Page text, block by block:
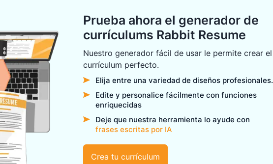
Prueba ahora el generador de
currículums Rabbit Resume
Nuestro generador fácil de usar le permite crear el
currículum perfecto.
Elija entre una variedad de diseños profesionales.
Edite y personalice fácilmente con funciones
enriquecidas
Deje que nuestra herramienta lo ayude con
frases escritas por IA
Crea tu currículum